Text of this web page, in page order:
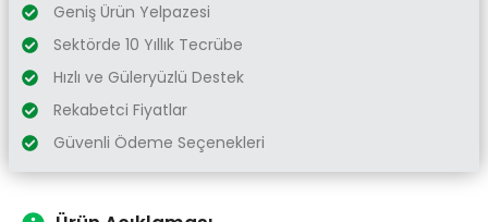
Geniş Ürün Yelpazesi
Sektörde 10 Yıllık Tecrübe
Hızlı ve Güleryüzlü Destek
Rekabetci Fiyatlar
Güvenli Ödeme Seçenekleri